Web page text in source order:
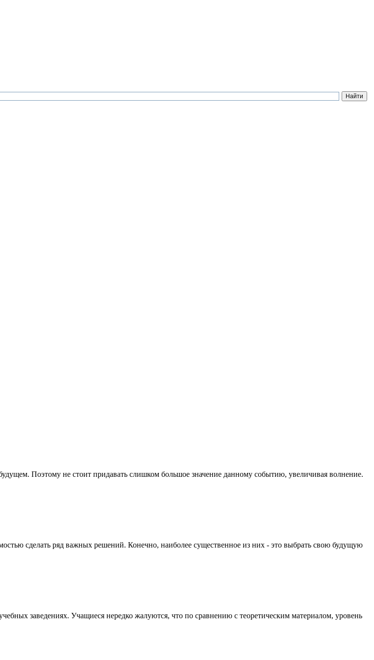
Поэтому не стоит придавать слишком большое значение данному событию, увеличивая волнение.
сделать ряд важных решений. Конечно, наиболее существенное из них - это выбрать свою будущую
заведениях. Учащиеся нередко жалуются, что по сравнению с теоретическим материалом, уровень